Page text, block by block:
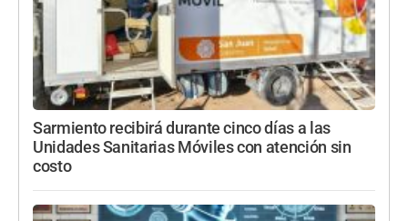
Sarmiento recibirá durante cinco días a las
Unidades Sanitarias Móviles con atención sin
costo